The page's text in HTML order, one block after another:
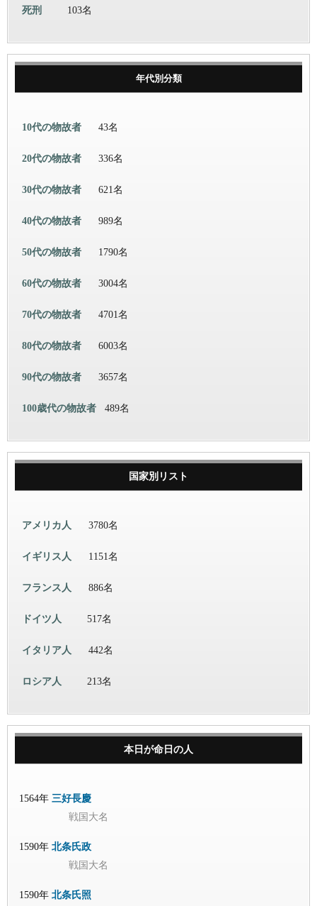
死刑 103名
年代別分類
10代の物故者 43名
20代の物故者 336名
30代の物故者 621名
40代の物故者 989名
50代の物故者 1790名
60代の物故者 3004名
70代の物故者 4701名
80代の物故者 6003名
90代の物故者 3657名
100歳代の物故者 489名
国家別リスト
アメリカ人 3780名
イギリス人 1151名
フランス人 886名
ドイツ人 517名
イタリア人 442名
ロシア人 213名
本日が命日の人
1564年 三好長慶
戦国大名
1590年 北条氏政
戦国大名
1590年 北条氏照